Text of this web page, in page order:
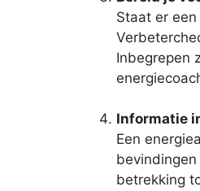
Staat er
Inbegrepen
Informatie
Een
betrekking